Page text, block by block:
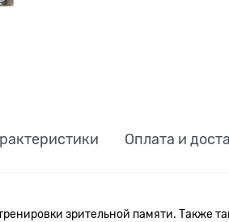
Оплата и
зрительной памяти. Также